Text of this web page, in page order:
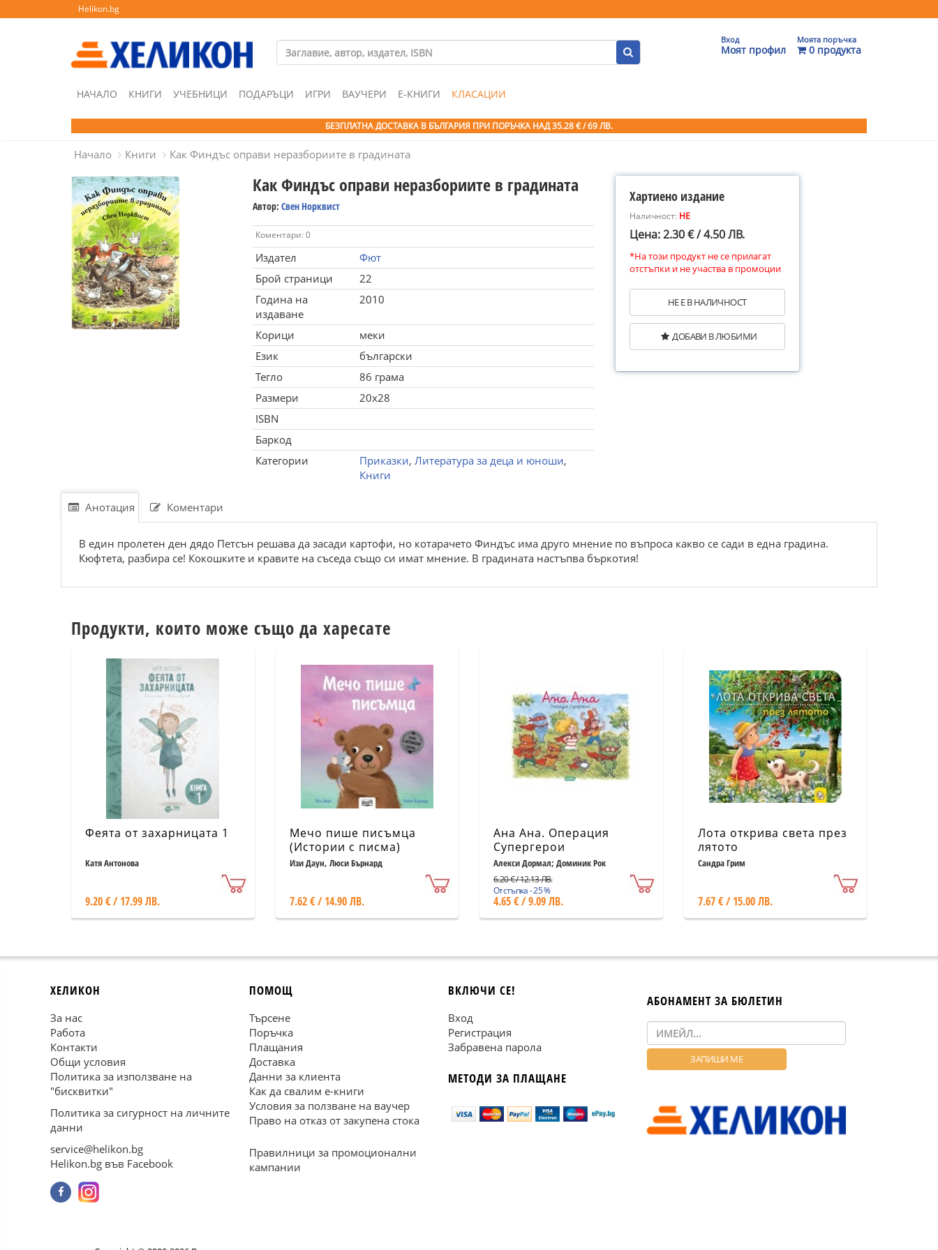
Helikon.bg
Вход
Моят профил
Моята поръчка
0 продукта
НАЧАЛО КНИГИ УЧЕБНИЦИ ПОДАРЪЦИ ИГРИ ВАУЧЕРИ Е-КНИГИ КЛАСАЦИИ
БЕЗПЛАТНА ДОСТАВКА В БЪЛГАРИЯ ПРИ ПОРЪЧКА НАД 35.28 € / 69 ЛВ.
Начало Книги Как Финдъс оправи неразбориите в градината
Как Финдъс оправи неразбориите в градината
Автор: Свен Норквист
Коментари: 0
Издател
Фют
Брой страници
22
Година на
издаване
2010
Корици
меки
Език
български
Тегло
86 грама
Размери
20x28
ISBN
Баркод
Категории
Приказки, Литература за деца и юноши,
Книги
Хартиено издание
Наличност: НЕ
Цена: 2.30 € / 4.50 ЛВ.
*На този продукт не се прилагат
отстъпки и не участва в промоции
НЕ Е В НАЛИЧНОСТ
ДОБАВИ В ЛЮБИМИ
Анотация Коментари
В един пролетен ден дядо Петсън решава да засади картофи, но котарачето Финдъс има друго мнение по въпроса какво се сади в една градина.
Кюфтета, разбира се! Кокошките и кравите на съседа също си имат мнение. В градината настъпва бъркотия!
Продукти, които може също да харесате
Феята от захарницата 1
Катя Антонова
9.20 € / 17.99 ЛВ.
Мечо пише писъмца
(Истории с писма)
Изи Даун, Люси Бърнард
7.62 € / 14.90 ЛВ.
Ана Ана. Операция
Супергерои
Алекси Дормал; Доминик Рок
6.20 € / 12.13 ЛВ.
Отстъпка - 25 %
4.65 € / 9.09 ЛВ.
Лота открива света през
лятото
Сандра Грим
7.67 € / 15.00 ЛВ.
ХЕЛИКОН
За нас
Работа
Контакти
Общи условия
Политика за използване на
"бисквитки"
Политика за сигурност на личните
данни
service@helikon.bg
Helikon.bg във Facebook
ПОМОЩ
Търсене
Поръчка
Плащания
Доставка
Данни за клиента
Как да свалим е-книги
Условия за ползване на ваучер
Право на отказ от закупена стока
Правилници за промоционални
кампании
ВКЛЮЧИ СЕ!
Вход
Регистрация
Забравена парола
МЕТОДИ ЗА ПЛАЩАНЕ
АБОНАМЕНТ ЗА БЮЛЕТИН